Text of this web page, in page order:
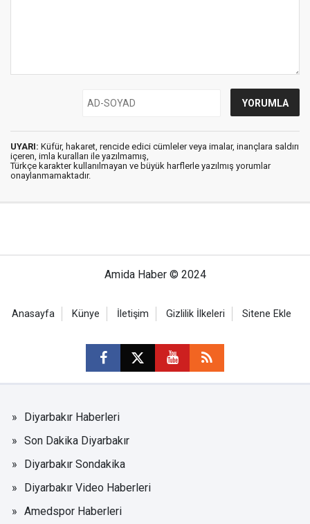
UYARI: Küfür, hakaret, rencide edici cümleler veya imalar, inançlara saldırı
içeren, imla kuralları ile yazılmamış,
Türkçe karakter kullanılmayan ve büyük harflerle yazılmış yorumlar
onaylanmamaktadır.
Amida Haber © 2024
Anasayfa Künye İletişim Gizlilik İlkeleri Sitene Ekle
Diyarbakır Haberleri
Son Dakika Diyarbakır
Diyarbakır Sondakika
Diyarbakır Video Haberleri
Amedspor Haberleri